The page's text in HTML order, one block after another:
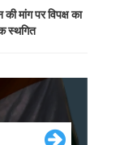
मांग पर विपक्ष का
स्थगित